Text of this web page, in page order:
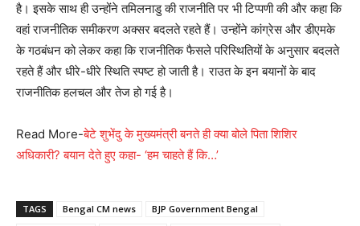
है। इसके साथ ही उन्होंने तमिलनाडु की राजनीति पर भी टिप्पणी की और कहा कि
वहां राजनीतिक समीकरण अक्सर बदलते रहते हैं। उन्होंने कांग्रेस और डीएमके
के गठबंधन को लेकर कहा कि राजनीतिक फैसले परिस्थितियों के अनुसार बदलते
रहते हैं और धीरे-धीरे स्थिति स्पष्ट हो जाती है। राउत के इन बयानों के बाद
राजनीतिक हलचल और तेज हो गई है।
Read More-बेटे शुभेंदु के मुख्यमंत्री बनते ही क्या बोले पिता शिशिर
अधिकारी? बयान देते हुए कहा- ‘हम चाहते हैं कि…’
TAGS Bengal CM news
BJP Government Bengal